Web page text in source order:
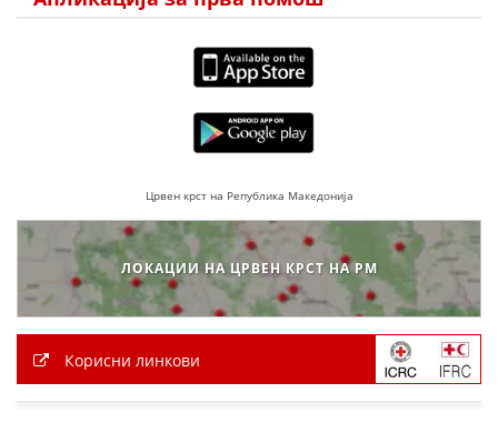
ПРИРАЧНИЦИ
ЕДУКАТИВНО ИНФОРМАТИВНИ МАТЕРИЈАЛИ
БРОШУРИ
ПРЕЗЕНТАЦИИ
Црвен крст на Република Македонија
ЛОКАЦИИ НА ЦРВЕН КРСТ НА РМ
Корисни линкови